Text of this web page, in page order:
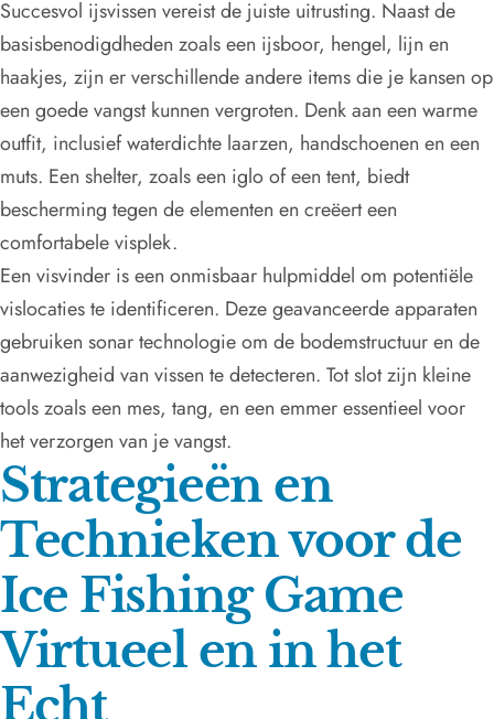
Succesvol ijsvissen vereist de juiste uitrusting. Naast de
basisbenodigdheden zoals een ijsboor, hengel, lijn en
haakjes, zijn er verschillende andere items die je kansen op
een goede vangst kunnen vergroten. Denk aan een warme
outfit, inclusief waterdichte laarzen, handschoenen en een
muts. Een shelter, zoals een iglo of een tent, biedt
bescherming tegen de elementen en creëert een
comfortabele visplek.
Een visvinder is een onmisbaar hulpmiddel om potentiële
vislocaties te identificeren. Deze geavanceerde apparaten
gebruiken sonar technologie om de bodemstructuur en de
aanwezigheid van vissen te detecteren. Tot slot zijn kleine
tools zoals een mes, tang, en een emmer essentieel voor
het verzorgen van je vangst.
Strategieën en
Technieken voor de
Ice Fishing Game
Virtueel en in het
Echt